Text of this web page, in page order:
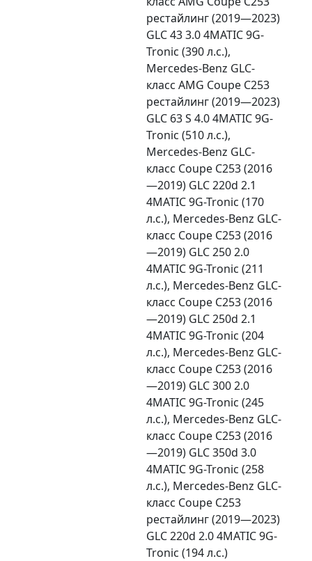
рестайлинг (2019—2023)
GLC 43 3.0 4MATIC 9G-
Tronic (390 л.с.),
Mercedes-Benz GLC-
класс AMG Coupe C253
рестайлинг (2019—2023)
GLC 63 S 4.0 4MATIC 9G-
Tronic (510 л.с.),
Mercedes-Benz GLC-
класс Coupe C253 (2016
—2019) GLC 220d 2.1
4MATIC 9G-Tronic (170
л.с.), Mercedes-Benz GLC-
класс Coupe C253 (2016
—2019) GLC 250 2.0
4MATIC 9G-Tronic (211
л.с.), Mercedes-Benz GLC-
класс Coupe C253 (2016
—2019) GLC 250d 2.1
4MATIC 9G-Tronic (204
л.с.), Mercedes-Benz GLC-
класс Coupe C253 (2016
—2019) GLC 300 2.0
4MATIC 9G-Tronic (245
л.с.), Mercedes-Benz GLC-
класс Coupe C253 (2016
—2019) GLC 350d 3.0
4MATIC 9G-Tronic (258
л.с.), Mercedes-Benz GLC-
класс Coupe C253
рестайлинг (2019—2023)
GLC 220d 2.0 4MATIC 9G-
Tronic (194 л.с.)